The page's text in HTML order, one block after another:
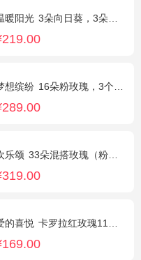
暖阳光 3朵向日葵，3朵香槟玫瑰，1枝多头白百合，配花、配草搭配
想缤纷 16朵粉玫瑰，3个白色乒乓菊，一个紫色绣球，紫色桔梗、绿叶搭配
乐颂 33朵混搭玫瑰（粉玫瑰+香槟玫瑰），白色满天星环绕
的喜悦 卡罗拉红玫瑰11枝、白色满天星、尤加利搭配